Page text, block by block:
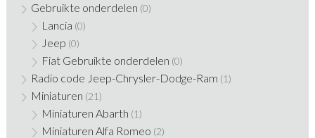
Gebruikte onderdelen (0)
Lancia (0)
Jeep (0)
Fiat Gebruikte onderdelen (0)
Radio code Jeep-Chrysler-Dodge-Ram (1)
Miniaturen (21)
Miniaturen Abarth (1)
Miniaturen Alfa Romeo (2)